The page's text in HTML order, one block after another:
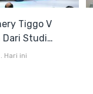
Tiggo V
Dari Studi
Indonesia
Hari ini